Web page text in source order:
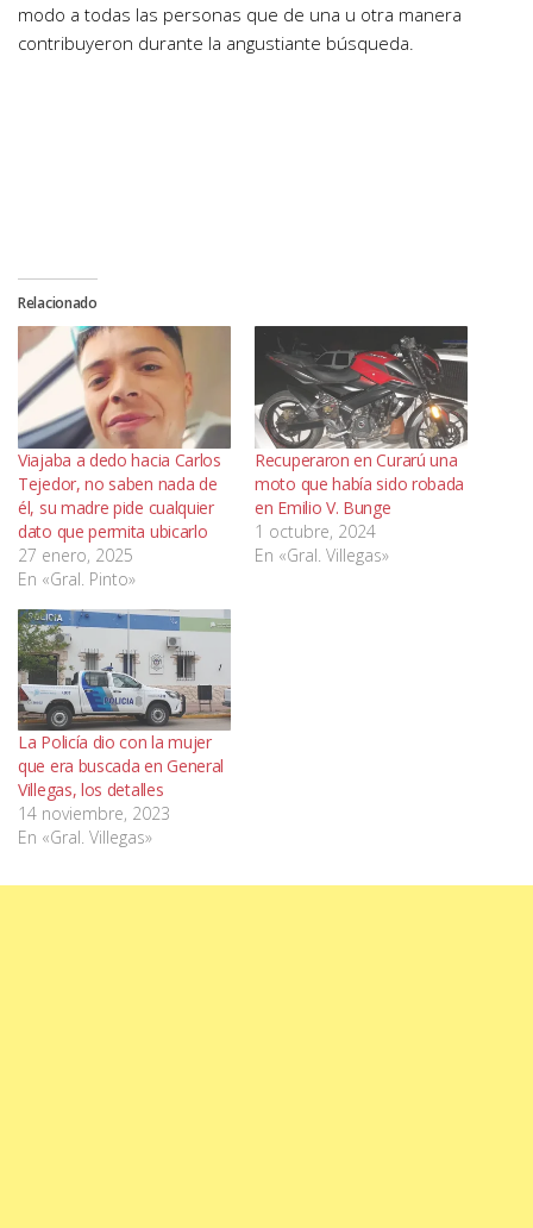
modo a todas las personas que de una u otra manera
contribuyeron durante la angustiante búsqueda.
Relacionado
Viajaba a dedo hacia Carlos
Tejedor, no saben nada de
él, su madre pide cualquier
dato que permita ubicarlo
27 enero, 2025
En «Gral. Pinto»
Recuperaron en Curarú una
moto que había sido robada
en Emilio V. Bunge
1 octubre, 2024
En «Gral. Villegas»
La Policía dio con la mujer
que era buscada en General
Villegas, los detalles
14 noviembre, 2023
En «Gral. Villegas»